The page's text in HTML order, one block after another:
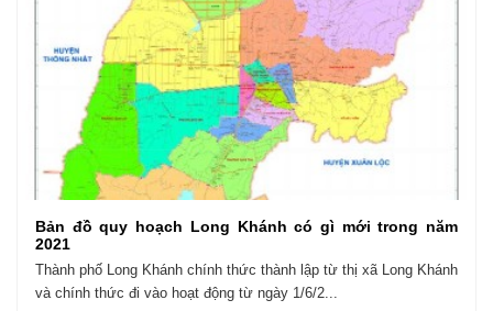
Bản đồ quy hoạch Long Khánh có gì mới trong năm
2021
Thành phố Long Khánh chính thức thành lập từ thị xã Long Khánh
và chính thức đi vào hoạt động từ ngày 1/6/2...